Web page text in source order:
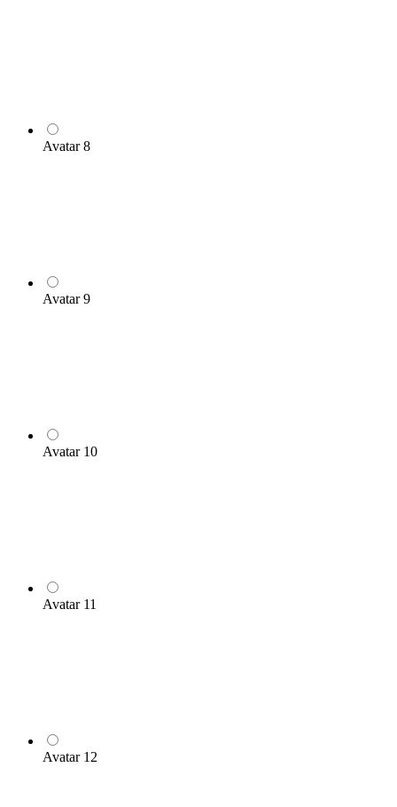
Avatar 8
Avatar 9
Avatar 10
Avatar 11
Avatar 12